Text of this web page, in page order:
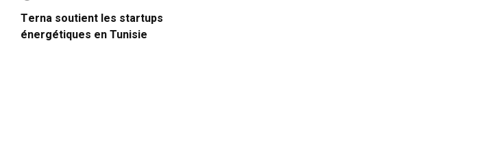
Terna soutient les startups
énergétiques en Tunisie